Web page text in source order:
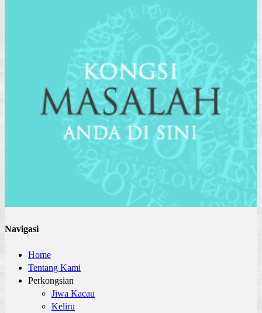
Navigasi
Home
Tentang Kami
Perkongsian
Jiwa Kacau
Keliru